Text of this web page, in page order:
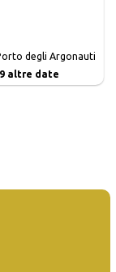
degli Argonauti
9 altre date